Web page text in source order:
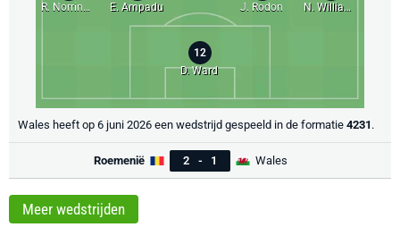
12
D. Ward
N. Williams
R. Norrington-Davies
J. Rodon
E. Ampadu
Wales heeft op 6 juni 2026 een wedstrijd gespeeld in de formatie 4231 .
Roemenië 2 - 1 Wales
Meer wedstrijden